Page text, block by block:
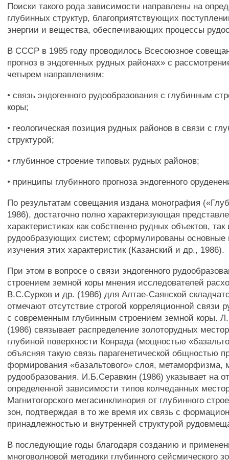
Поиски такого рода зависимости направлены на
глубинных структур, благоприятствующих
энергии и вещества, обеспечивающих процессы
В СССР в 1985 году проводилось Всесоюзное
прогноз в эндогенных рудных районах» с
четырем направлениям:
• связь эндогенного рудообразования с глубинным
коры;
• геологическая позиция рудных районов в связи с
структурой;
• глубинное строение типовых рудных районов;
• принципы глубинного прогноза эндогенного
По результатам совещания издана монография
1986), достаточно полно характеризующая
характеристиках как собственно рудных объектов, так
рудообразующих систем; сформулированы основные
изучения этих характеристик (Казанский и др., 1986).
При этом в вопросе о связи эндогенного
строением земной коры мнения исследователей
В.С.Сурков и др. (1986) для Алтае-Саянской
отмечают отсутствие строгой корреляционной связи
с современным глубинным строением земной коры.
(1986) связывает распределение золоторудных
глубиной поверхности Конрада (мощностью
объясняя такую связь парагенетической общностью
формирования «базальтового» слоя, метаморфизма,
рудообразования. И.Б.Серавкин (1986) указывает на
определенной зависимости типов колчеданных
Магнитогорского мегасинклинория от глубинного
зон, подтверждая в то же время их связь с
принадлежностью и внутренней структурой
В последующие годы благодаря созданию и
многоволновой методики глубинного сейсмического